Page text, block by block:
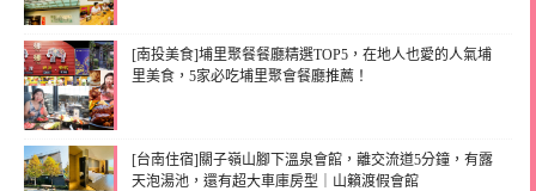
[南投美食]埔里聚餐餐廳精選TOP5，在地人也愛的人氣埔
里美食，5家必吃埔里聚會餐廳推薦！
[台南住宿]關子嶺山腳下溫泉會館，離交流道5分鐘，有露
天泡湯池，還有超大車庫房型｜山籟渡假會館